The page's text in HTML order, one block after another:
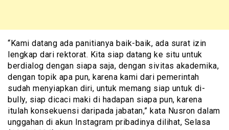
“Kami datang ada panitianya baik-baik, ada surat izin
lengkap dari rektorat. Kita siap datang ke situ untuk
berdialog dengan siapa saja, dengan sivitas akademika,
dengan topik apa pun, karena kami dari pemerintah
sudah menyiapkan diri, untuk memang siap untuk di-
bully, siap dicaci maki di hadapan siapa pun, karena
itulah konsekuensi daripada jabatan,” kata Nusron dalam
unggahan di akun Instagram pribadinya dilihat, Selasa